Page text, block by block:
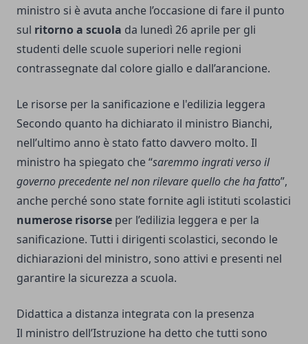
ministro si è avuta anche l’occasione di fare il punto
sul ritorno a scuola da lunedì 26 aprile per gli
studenti delle scuole superiori nelle regioni
contrassegnate dal colore giallo e dall’arancione.
Le risorse per la sanificazione e l'edilizia leggera
Secondo quanto ha dichiarato il ministro Bianchi,
nell’ultimo anno è stato fatto davvero molto. Il
ministro ha spiegato che “saremmo ingrati verso il
governo precedente nel non rilevare quello che ha fatto”,
anche perché sono state fornite agli istituti scolastici
numerose risorse per l’edilizia leggera e per la
sanificazione. Tutti i dirigenti scolastici, secondo le
dichiarazioni del ministro, sono attivi e presenti nel
garantire la sicurezza a scuola.
Didattica a distanza integrata con la presenza
Il ministro dell’Istruzione ha detto che tutti sono